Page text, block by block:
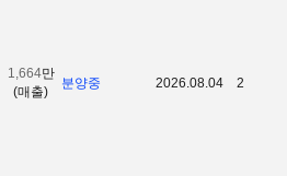
1,664만
(매출)
분양중 2026.08.04 2